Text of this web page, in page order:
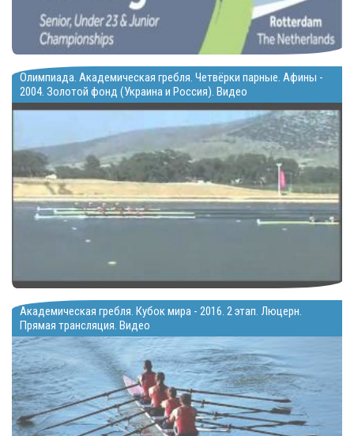
Олимпиада. Академическая гребля. Четвёрки парные. Афины -
2004. Золотой фонд (Украина и Россия). Видео
Академическая гребля. Кубок мира - 2016. 2 этап. Люцерн.
Прямая трансляция. Видео